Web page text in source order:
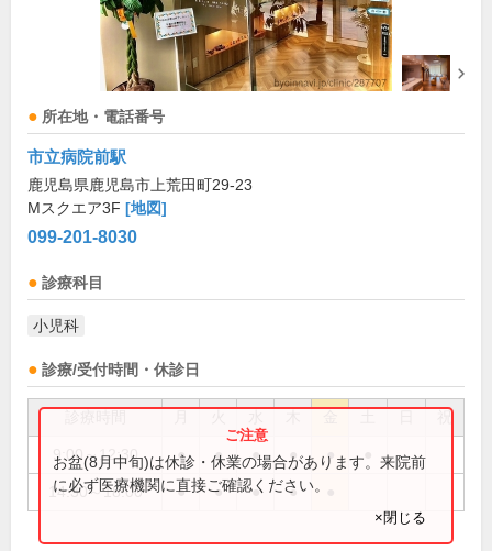
所在地・電話番号
市立病院前駅
鹿児島県鹿児島市上荒田町29-23
Mスクエア3F [地図]
099-201-8030
診療科目
小児科
診療/受付時間・休診日
祝
9:00～12:30 ● ● ● ● ●
14:30～18:00 ● ● ● ●
お盆(8月中旬)は休診・休業の場合があります。来院前
に必ず医療機関に直接ご確認ください。
×閉じる